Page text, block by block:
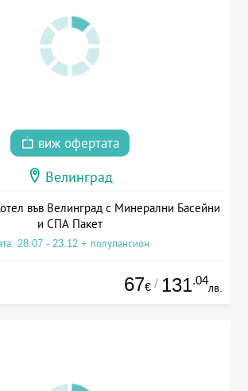
виж офертата
Велинград
във Велинград с Минерални Басейни
и СПА Пакет
28.07 - 23.12 + полупансион
67€ / 131.04
лв.